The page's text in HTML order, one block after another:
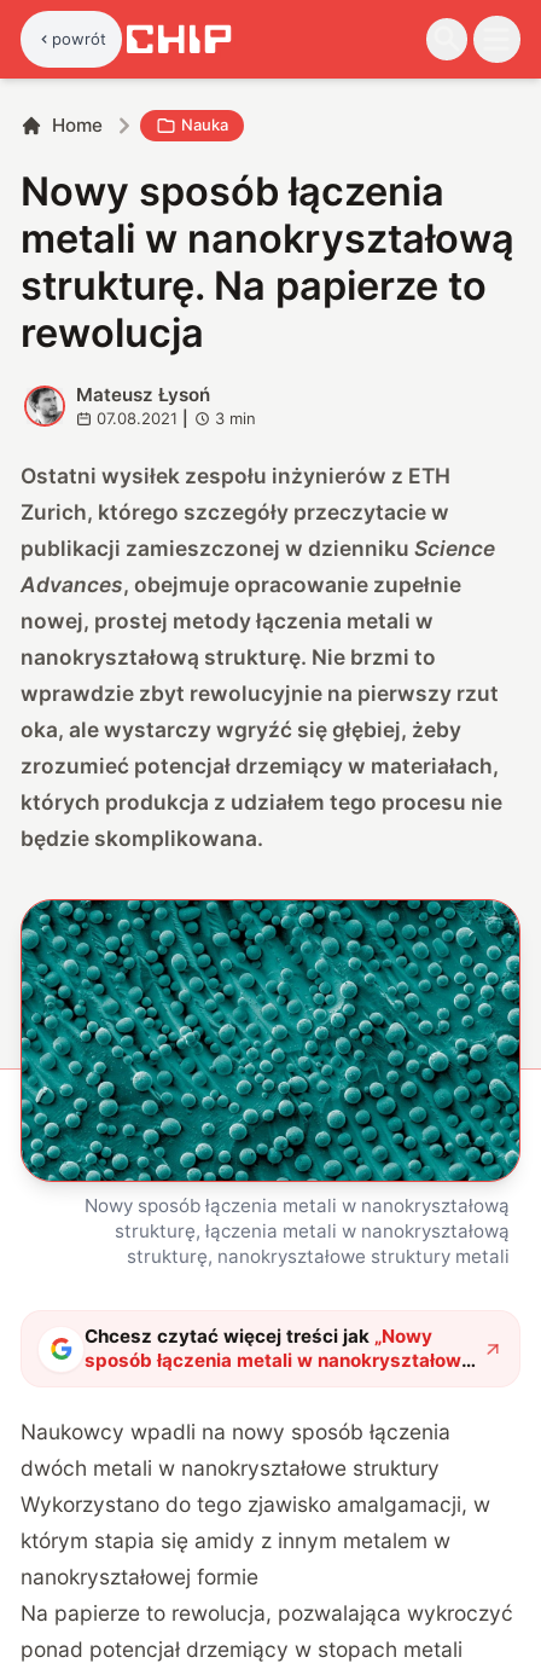
powrót
Home Nauka
Nowy sposób łączenia
metali w nanokryształową
strukturę. Na papierze to
rewolucja
M
Mateusz Łysoń
07.08.2021 3 min
Ostatni wysiłek zespołu inżynierów z ETH
Zurich, którego szczegóły przeczytacie w
publikacji zamieszczonej w dziennikuScience
Advances, obejmuje opracowanie zupełnie
nowej, prostej metody łączenia metali w
nanokryształową strukturę. Nie brzmi to
wprawdzie zbyt rewolucyjnie na pierwszy rzut
oka, ale wystarczy wgryźć się głębiej, żeby
zrozumieć potencjał drzemiący w materiałach,
których produkcja z udziałem tego procesu nie
będzie skomplikowana.
Nowy sposób łączenia metali w nanokryształową
strukturę, łączenia metali w nanokryształową
strukturę, nanokryształowe struktury metali
Chcesz czytać więcej treści jak „Nowy
sposób łączenia metali w nanokryształową
strukturę. Na papierze to rewolucja"?
Naukowcy wpadli na nowy sposób łączenia
dwóch metali w nanokryształowe struktury
Wykorzystano do tego zjawisko amalgamacji, w
którym stapia się amidy z innym metalem w
nanokryształowej formie
Na papierze to rewolucja, pozwalająca wykroczyć
ponad potencjał drzemiący w stopach metali